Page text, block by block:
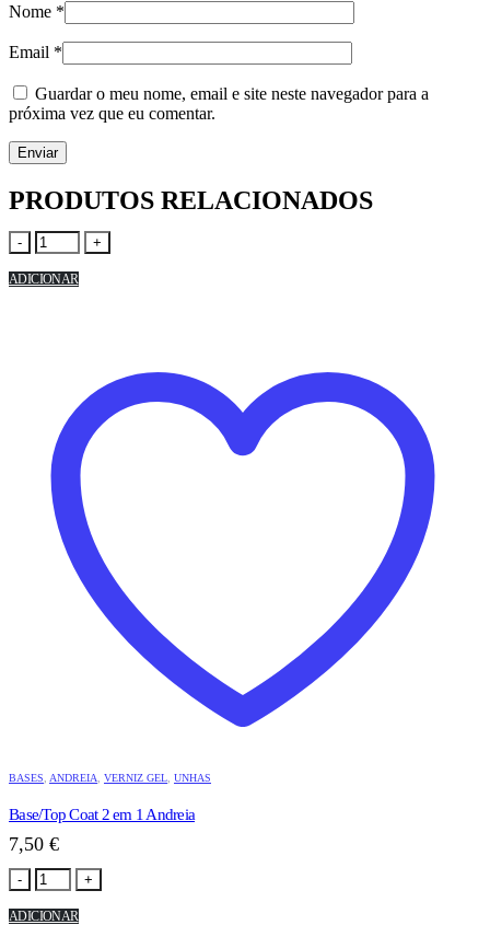
Nome *
Email *
Guardar o meu nome, email e site neste navegador para a
próxima vez que eu comentar.
PRODUTOS RELACIONADOS
- +
ADICIONAR
BASES ANDREIA VERNIZ GEL UNHAS
Base/Top Coat 2 em 1 Andreia
7,50 €
- +
ADICIONAR